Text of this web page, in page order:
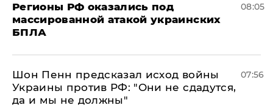
Регионы РФ оказались под
массированной атакой украинских
БПЛА
08:05
Шон Пенн предсказал исход войны
Украины против РФ: "Они не сдадутся,
да и мы не должны"
07:56